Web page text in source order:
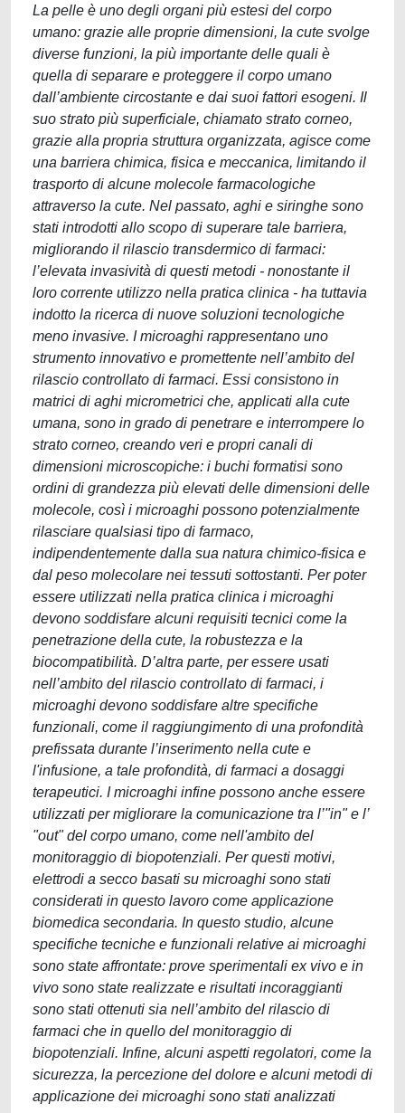
La pelle è uno degli organi più estesi del corpo
umano: grazie alle proprie dimensioni, la cute svolge
diverse funzioni, la più importante delle quali è
quella di separare e proteggere il corpo umano
dall’ambiente circostante e dai suoi fattori esogeni. Il
suo strato più superficiale, chiamato strato corneo,
grazie alla propria struttura organizzata, agisce come
una barriera chimica, fisica e meccanica, limitando il
trasporto di alcune molecole farmacologiche
attraverso la cute. Nel passato, aghi e siringhe sono
stati introdotti allo scopo di superare tale barriera,
migliorando il rilascio transdermico di farmaci:
l’elevata invasività di questi metodi - nonostante il
loro corrente utilizzo nella pratica clinica - ha tuttavia
indotto la ricerca di nuove soluzioni tecnologiche
meno invasive. I microaghi rappresentano uno
strumento innovativo e promettente nell’ambito del
rilascio controllato di farmaci. Essi consistono in
matrici di aghi micrometrici che, applicati alla cute
umana, sono in grado di penetrare e interrompere lo
strato corneo, creando veri e propri canali di
dimensioni microscopiche: i buchi formatisi sono
ordini di grandezza più elevati delle dimensioni delle
molecole, così i microaghi possono potenzialmente
rilasciare qualsiasi tipo di farmaco,
indipendentemente dalla sua natura chimico-fisica e
dal peso molecolare nei tessuti sottostanti. Per poter
essere utilizzati nella pratica clinica i microaghi
devono soddisfare alcuni requisiti tecnici come la
penetrazione della cute, la robustezza e la
biocompatibilità. D’altra parte, per essere usati
nell’ambito del rilascio controllato di farmaci, i
microaghi devono soddisfare altre specifiche
funzionali, come il raggiungimento di una profondità
prefissata durante l’inserimento nella cute e
l'infusione, a tale profondità, di farmaci a dosaggi
terapeutici. I microaghi infine possono anche essere
utilizzati per migliorare la comunicazione tra l’"in" e l’
"out" del corpo umano, come nell'ambito del
monitoraggio di biopotenziali. Per questi motivi,
elettrodi a secco basati su microaghi sono stati
considerati in questo lavoro come applicazione
biomedica secondaria. In questo studio, alcune
specifiche tecniche e funzionali relative ai microaghi
sono state affrontate: prove sperimentali ex vivo e in
vivo sono state realizzate e risultati incoraggianti
sono stati ottenuti sia nell’ambito del rilascio di
farmaci che in quello del monitoraggio di
biopotenziali. Infine, alcuni aspetti regolatori, come la
sicurezza, la percezione del dolore e alcuni metodi di
applicazione dei microaghi sono stati analizzati